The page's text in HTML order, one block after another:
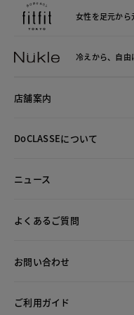
女性を足元から
冷えから、 自由
店舗案内
DoCLASSEについて
ニュース
よくあるご質問
お問い合わせ
ご利用ガイド